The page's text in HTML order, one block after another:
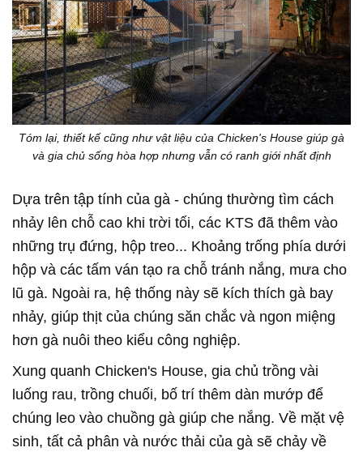
Tóm lại, thiết kế cũng như vật liệu của Chicken's House giúp gà
và gia chủ sống hòa hợp nhưng vẫn có ranh giới nhất định
Dựa trên tập tính của gà - chúng thường tìm cách
nhảy lên chỗ cao khi trời tối, các KTS đã thêm vào
những trụ đứng, hộp treo... Khoảng trống phía dưới
hộp và các tấm ván tạo ra chỗ tránh nắng, mưa cho
lũ gà. Ngoài ra, hệ thống này sẽ kích thích gà bay
nhảy, giúp thịt của chúng săn chắc và ngon miệng
hơn gà nuôi theo kiểu công nghiệp.
Xung quanh Chicken's House, gia chủ trồng vài
luống rau, trồng chuối, bố trí thêm dàn mướp để
chúng leo vào chuồng gà giúp che nắng. Về mặt vệ
sinh, tất cả phân và nước thải của gà sẽ chảy về